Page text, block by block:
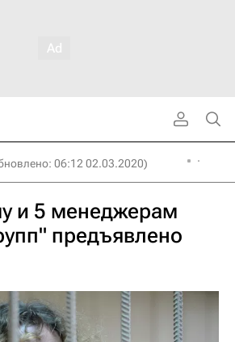
06:12 02.03.2020)
и 5 менеджерам
предъявлено